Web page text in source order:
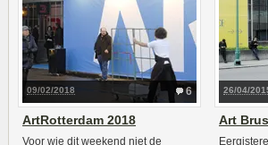
6
09/02/2018
ArtRotterdam 2018
Voor wie dit weekend niet de
26/04/
Art